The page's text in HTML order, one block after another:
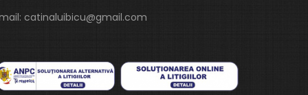
catinaluibicu@gmail.com